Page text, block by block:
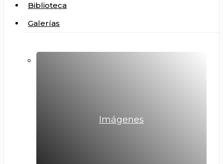
Biblioteca
Galerías
Imágenes